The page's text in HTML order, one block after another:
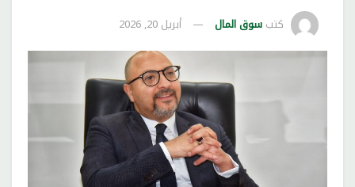
كتب سوق المال أبريل 20, 2026